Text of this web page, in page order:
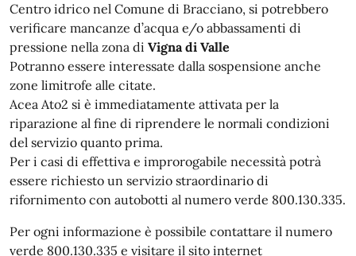
Centro idrico nel Comune di Bracciano, si potrebbero
verificare mancanze d’acqua e/o abbassamenti di
pressione nella zona di Vigna di Valle
Potranno essere interessate dalla sospensione anche
zone limitrofe alle citate.
Acea Ato2 si è immediatamente attivata per la
riparazione al fine di riprendere le normali condizioni
del servizio quanto prima.
Per i casi di effettiva e improrogabile necessità potrà
essere richiesto un servizio straordinario di
rifornimento con autobotti al numero verde 800.130.335.
Per ogni informazione è possibile contattare il numero
verde 800.130.335 e visitare il sito internet